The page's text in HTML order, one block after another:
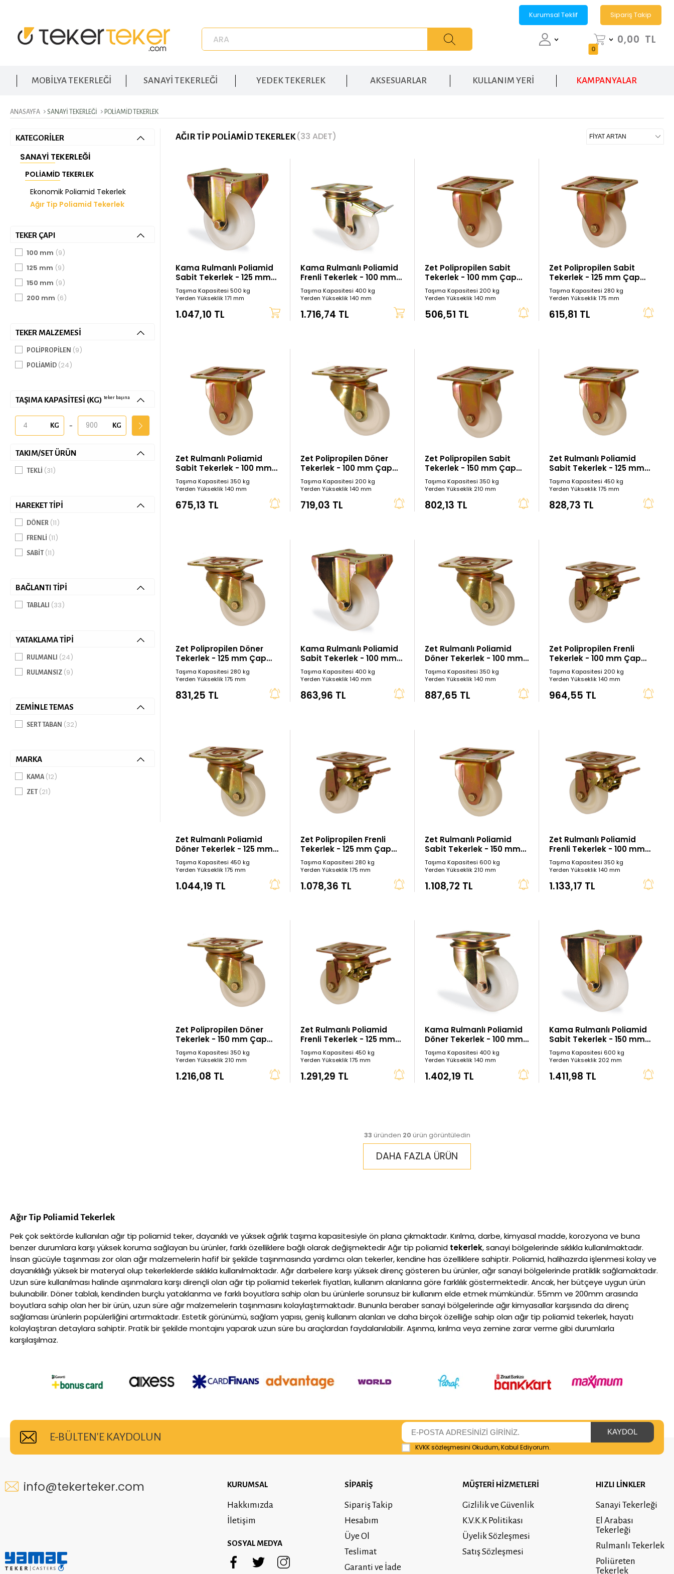
Kurumsal Teklif Sipariş Takip
0
0,00 TL
MOBİLYA TEKERLEĞİ SANAYİ TEKERLEĞİ YEDEK TEKERLEK AKSESUARLAR KULLANIM YERİ KAMPANYALAR
ANASAYFA SANAYI TEKERLEĞI POLIAMID TEKERLEK
KATEGORİLER
SANAYI TEKERLEĞI
POLIAMID TEKERLEK
Ekonomik Poliamid Tekerlek
Ağır Tip Poliamid Tekerlek
TEKER ÇAPI
100 mm (9)
125 mm (9)
150 mm (9)
200 mm (6)
TEKER MALZEMESI
POLIPROPILEN (9)
POLIAMID (24)
TAŞIMA KAPASITESI (KG) teker başına
-
TAKIM/SET ÜRÜN
TEKLI (31)
HAREKET TIPI
DÖNER (11)
FRENLI (11)
SABIT (11)
BAĞLANTI TIPI
TABLALI (33)
YATAKLAMA TIPI
RULMANLI (24)
RULMANSIZ (9)
ZEMINLE TEMAS
SERT TABAN (32)
MARKA
KAMA (12)
ZET (21)
AĞIR TIP POLIAMID TEKERLEK (33 ADET)
Kama Rulmanlı Poliamid
Sabit Tekerlek - 125 mm
Çap
Taşıma Kapasitesi 500 kg
Yerden Yükseklik 171 mm
1.047,10 TL
Kama Rulmanlı Poliamid
Frenli Tekerlek - 100 mm
Çap
Taşıma Kapasitesi 400 kg
Yerden Yükseklik 140 mm
1.716,74 TL
Zet Polipropilen Sabit
Tekerlek - 100 mm Çap
(Ağır Tip)
Taşıma Kapasitesi 200 kg
Yerden Yükseklik 140 mm
506,51 TL
Zet Polipropilen Sabit
Tekerlek - 125 mm Çap
(Ağır Tip)
Taşıma Kapasitesi 280 kg
Yerden Yükseklik 175 mm
615,81 TL
Zet Rulmanlı Poliamid
Sabit Tekerlek - 100 mm
Çap
Taşıma Kapasitesi 350 kg
Yerden Yükseklik 140 mm
675,13 TL
Zet Polipropilen Döner
Tekerlek - 100 mm Çap
(Ağır Tip)
Taşıma Kapasitesi 200 kg
Yerden Yükseklik 140 mm
719,03 TL
Zet Polipropilen Sabit
Tekerlek - 150 mm Çap
(Ağır Tip)
Taşıma Kapasitesi 350 kg
Yerden Yükseklik 210 mm
802,13 TL
Zet Rulmanlı Poliamid
Sabit Tekerlek - 125 mm
Çap
Taşıma Kapasitesi 450 kg
Yerden Yükseklik 175 mm
828,73 TL
Zet Polipropilen Döner
Tekerlek - 125 mm Çap
(Ağır Tip)
Taşıma Kapasitesi 280 kg
Yerden Yükseklik 175 mm
831,25 TL
Kama Rulmanlı Poliamid
Sabit Tekerlek - 100 mm
Çap
Taşıma Kapasitesi 400 kg
Yerden Yükseklik 140 mm
863,96 TL
Zet Rulmanlı Poliamid
Döner Tekerlek - 100 mm
Çap
Taşıma Kapasitesi 350 kg
Yerden Yükseklik 140 mm
887,65 TL
Zet Polipropilen Frenli
Tekerlek - 100 mm Çap
(Ağır Tip)
Taşıma Kapasitesi 200 kg
Yerden Yükseklik 140 mm
964,55 TL
Zet Rulmanlı Poliamid
Döner Tekerlek - 125 mm
Çap
Taşıma Kapasitesi 450 kg
Yerden Yükseklik 175 mm
1.044,19 TL
Zet Polipropilen Frenli
Tekerlek - 125 mm Çap
(Ağır Tip)
Taşıma Kapasitesi 280 kg
Yerden Yükseklik 175 mm
1.078,36 TL
Zet Rulmanlı Poliamid
Sabit Tekerlek - 150 mm
Çap
Taşıma Kapasitesi 600 kg
Yerden Yükseklik 210 mm
1.108,72 TL
Zet Rulmanlı Poliamid
Frenli Tekerlek - 100 mm
Çap
Taşıma Kapasitesi 350 kg
Yerden Yükseklik 140 mm
1.133,17 TL
Zet Polipropilen Döner
Tekerlek - 150 mm Çap
(Ağır Tip)
Taşıma Kapasitesi 350 kg
Yerden Yükseklik 210 mm
1.216,08 TL
Zet Rulmanlı Poliamid
Frenli Tekerlek - 125 mm
Çap
Taşıma Kapasitesi 450 kg
Yerden Yükseklik 175 mm
1.291,29 TL
Kama Rulmanlı Poliamid
Döner Tekerlek - 100 mm
Çap
Taşıma Kapasitesi 400 kg
Yerden Yükseklik 140 mm
1.402,19 TL
Kama Rulmanlı Poliamid
Sabit Tekerlek - 150 mm
Çap
Taşıma Kapasitesi 600 kg
Yerden Yükseklik 202 mm
1.411,98 TL
33 üründen 20 ürün görüntüledin
DAHA FAZLA ÜRÜN
Ağır Tip Poliamid Tekerlek
Pek çok sektörde kullanılan ağır tip poliamid teker, dayanıklı ve yüksek ağırlık taşıma kapasitesiyle ön plana çıkmaktadır. Kırılma, darbe, kimyasal madde, korozyona ve buna
benzer durumlara karşı yüksek koruma sağlayan bu ürünler, farklı özelliklere bağlı olarak değişmektedir Ağır tip poliamid tekerlek, sanayi bölgelerinde sıklıkla kullanılmaktadır.
İnsan gücüyle taşınması zor olan ağır malzemelerin hafif bir şekilde taşınmasında yardımcı olan tekerler, kendine has özelliklere sahiptir. Poliamid, halihazırda işlenmesi kolay ve
dayanıklılığı yüksek bir materyal olup tekerleklerde sıklıkla kullanılmaktadır. Ağır darbelere karşı yüksek direnç gösteren bu ürünler, ağır sanayi bölgelerinde pratiklik sağlamaktadır.
Uzun süre kullanılması halinde aşınmalara karşı dirençli olan ağır tip poliamid tekerlek fiyatları, kullanım alanlarına göre farklılık göstermektedir. Ancak, her bütçeye uygun ürün
bulunabilir. Döner tablalı, kendinden burçlu yataklanma ve farklı boyutlara sahip olan bu ürünlerle sorunsuz bir kullanım elde etmek mümkündür. 55mm ve 200mm arasında
boyutlara sahip olan her bir ürün, uzun süre ağır malzemelerin taşınmasını kolaylaştırmaktadır. Bununla beraber sanayi bölgelerinde ağır kimyasallar karşısında da direnç
sağlaması ürünlerin popülerliğini artırmaktadır. Estetik görünümü, sağlam yapısı, geniş kullanım alanları ve daha birçok özelliğe sahip olan ağır tip poliamid tekerlek, hayatı
kolaylaştıran detaylara sahiptir. Pratik bir şekilde montajını yaparak uzun süre bu araçlardan faydalanılabilir. Aşınma, kırılma veya zemine zarar verme gibi durumlarla
karşılaşılmaz.
E-BÜLTEN'E KAYDOLUN
KVKK sözleşmesini Okudum, Kabul Ediyorum.
info@tekerteker.com KURUMSAL
Hakkımızda
İletişim
SOSYAL MEDYA
SİPARİŞ
Sipariş Takip
Hesabım
Üye Ol
Teslimat
Garanti ve İade
MÜŞTERİ HİZMETLERİ
Gizlilik ve Güvenlik
K.V.K.K Politikası
Üyelik Sözleşmesi
Satış Sözleşmesi
HIZLI LİNKLER
Sanayi Tekerleği
El Arabası
Tekerleği
Rulmanlı Tekerlek
Poliüreten
Tekerlek